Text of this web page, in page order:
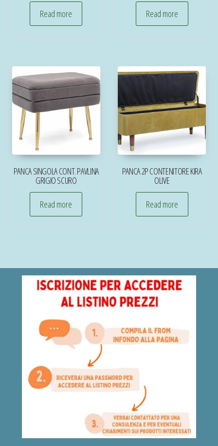
Read more Read more
PANCA SINGOLA CONT. PAVLINA
GRIGIO SCURO
Read more
PANCA 2P CONTENITORE KIRA
OLIVE
Read more